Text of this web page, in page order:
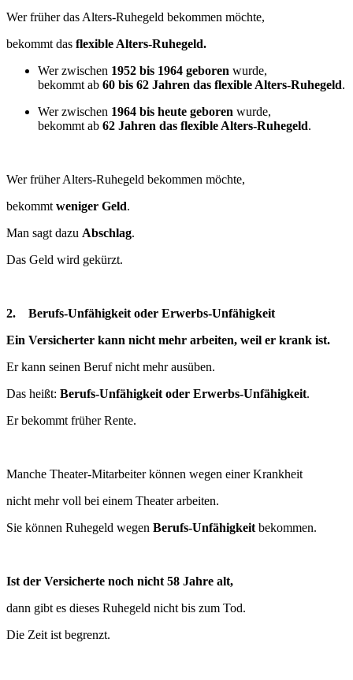
Wer früher das Alters-Ruhegeld bekommen möchte,
bekommt das flexible Alters-Ruhegeld.
Wer zwischen 1952 bis 1964 geboren wurde,
bekommt ab 60 bis 62 Jahren das flexible Alters-Ruhegeld.
Wer zwischen 1964 bis heute geboren wurde,
bekommt ab 62 Jahren das flexible Alters-Ruhegeld.
Wer früher Alters-Ruhegeld bekommen möchte,
bekommt weniger Geld.
Man sagt dazu Abschlag.
Das Geld wird gekürzt.
2. Berufs-Unfähigkeit oder Erwerbs-Unfähigkeit
Ein Versicherter kann nicht mehr arbeiten, weil er krank ist.
Er kann seinen Beruf nicht mehr ausüben.
Das heißt: Berufs-Unfähigkeit oder Erwerbs-Unfähigkeit.
Er bekommt früher Rente.
Manche Theater-Mitarbeiter können wegen einer Krankheit
nicht mehr voll bei einem Theater arbeiten.
Sie können Ruhegeld wegen Berufs-Unfähigkeit bekommen.
Ist der Versicherte noch nicht 58 Jahre alt,
dann gibt es dieses Ruhegeld nicht bis zum Tod.
Die Zeit ist begrenzt.